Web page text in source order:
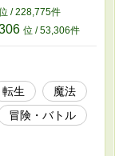
。 魔王を倒す。
だった。
/ 228,775件
位 / 53,306件
転生
魔法
冒険・バトル